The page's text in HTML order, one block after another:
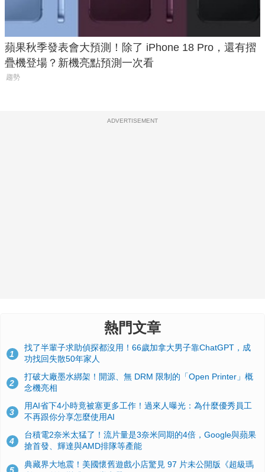
蘋果秋季發表會大預測！除了 iPhone 18 Pro，還有摺
疊機登場？新機亮點預測一次看
趨勢
ADVERTISEMENT
熱門文章
1
找了半輩子求助偵探都沒用！66歲加拿大男子靠ChatGPT，成
功找回失散50年家人
2
打破大廠墨水綁架！開源、無 DRM 限制的「Open Printer」概
念機亮相
3
用AI省下4小時竟被塞更多工作！過來人曝光：為什麼優秀員工
不再跟你分享怎麼使用AI
4
台積電2奈米太猛了！流片量是3奈米同期的4倍，Google與蘋果
搶首發、輝達與AMD排隊等產能
典藏界大地震！美國懷舊遊戲小店驚見 97 片未公開版《超級瑪